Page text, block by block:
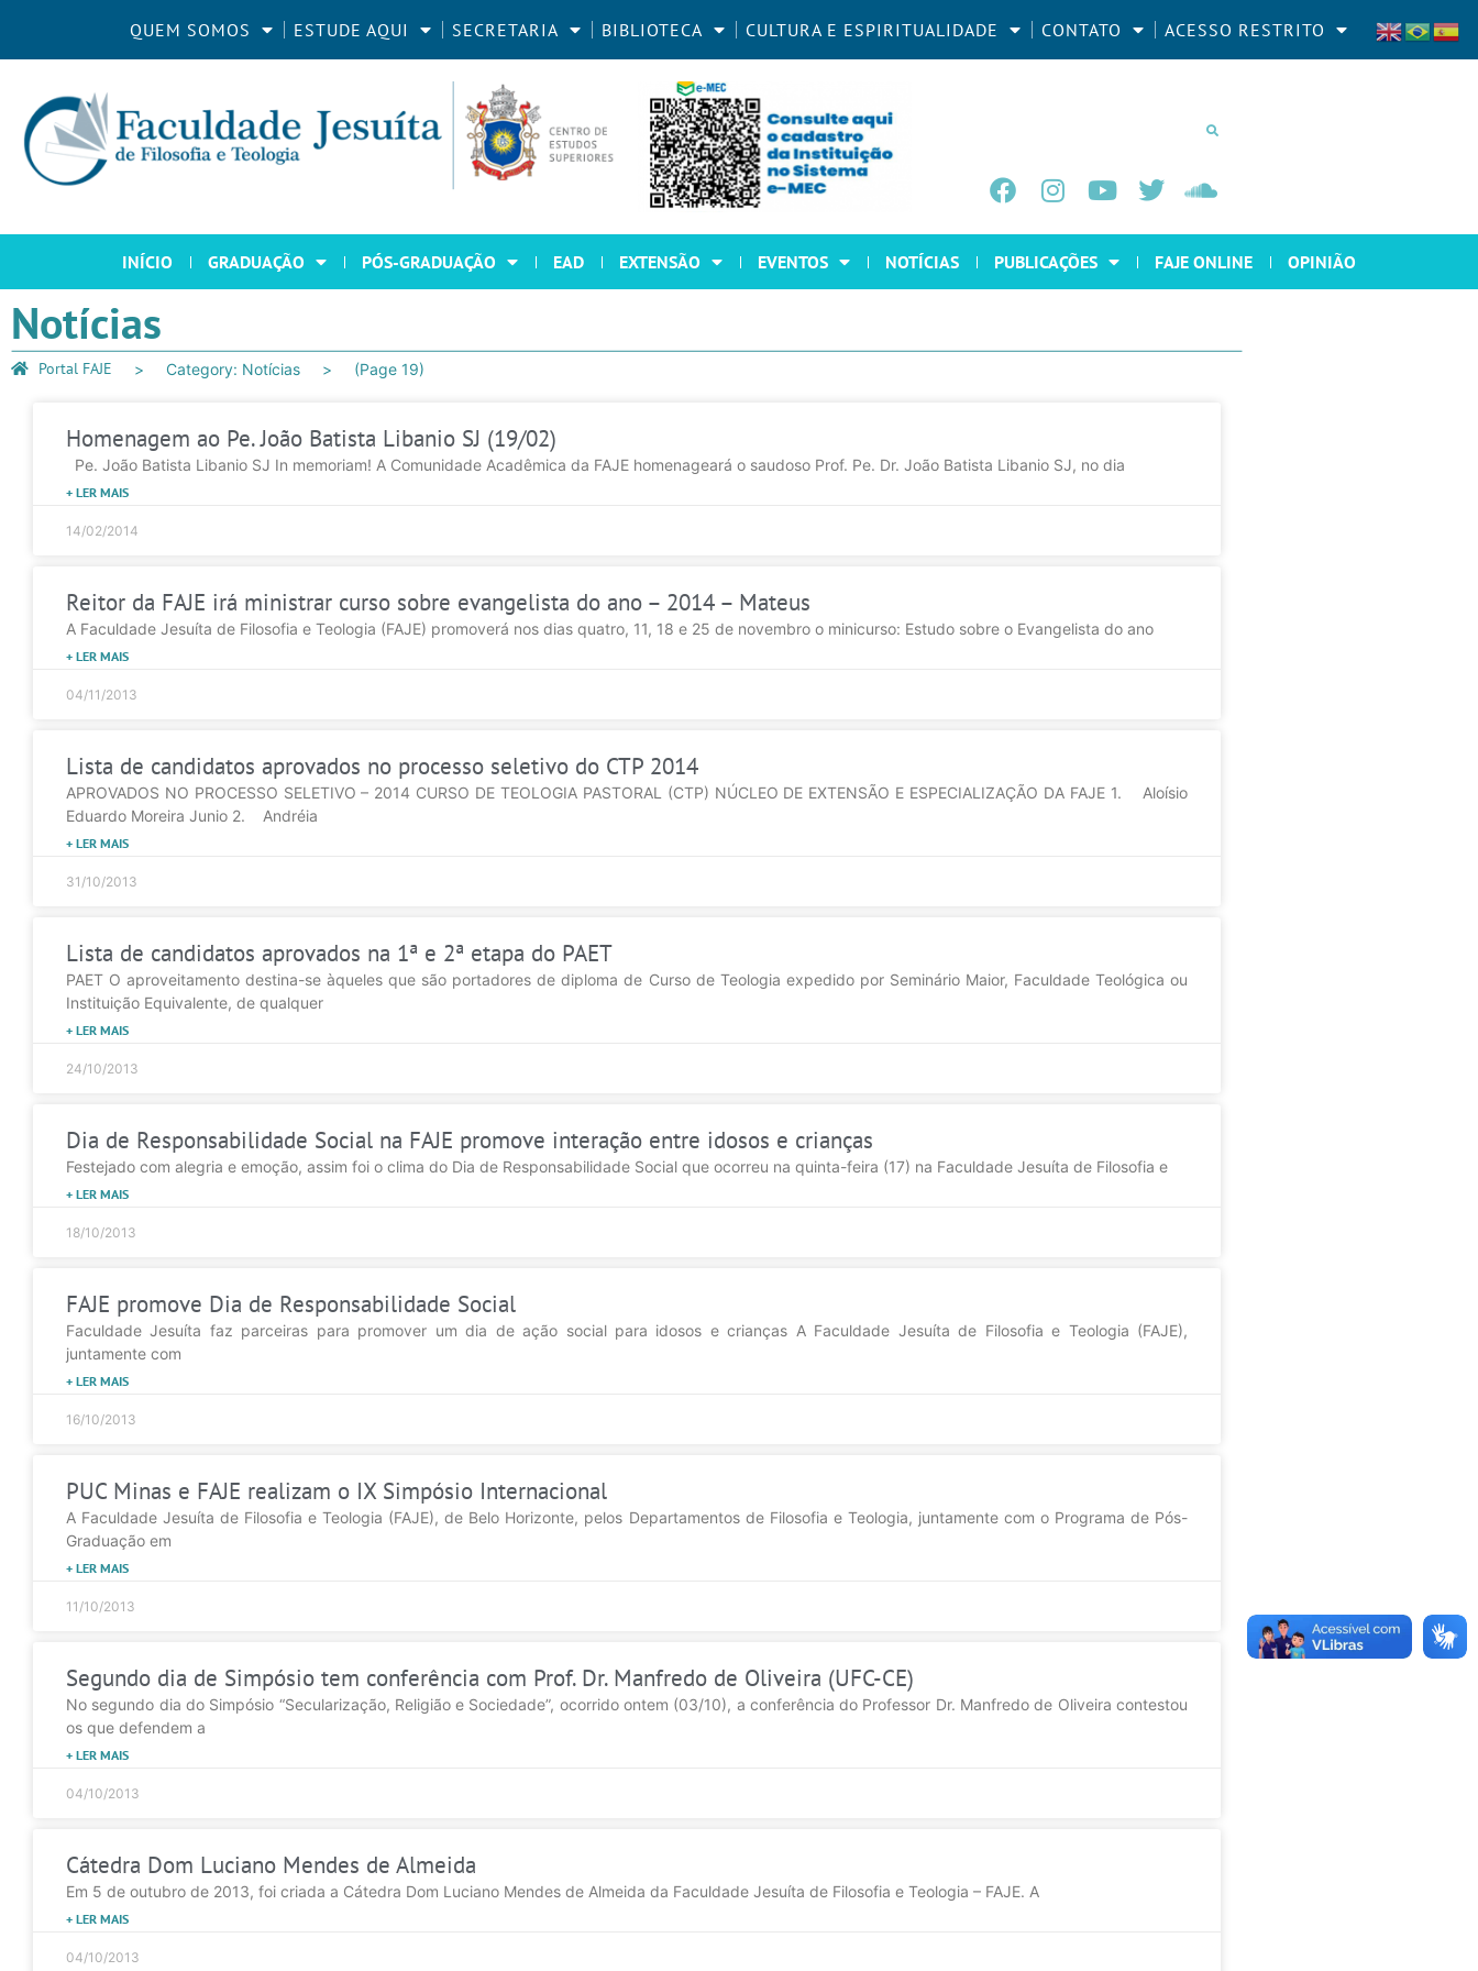
QUEM SOMOS ESTUDE AQUI SECRETARIA BIBLIOTECA CULTURA E ESPIRITUALIDADE CONTATO ACESSO RESTRITO
INÍCIO GRADUAÇÃO PÓS-GRADUAÇÃO EAD EXTENSÃO EVENTOS NOTÍCIAS PUBLICAÇÕES FAJE ONLINE OPINIÃO
Notícias
Portal FAJE Category: Notícias (Page 19)
Homenagem ao Pe. João Batista Libanio SJ (19/02)
Pe. João Batista Libanio SJ In memoriam! A Comunidade Acadêmica da FAJE homenageará o saudoso Prof. Pe. Dr. João Batista Libanio SJ, no dia
+ LER MAIS
14/02/2014
Reitor da FAJE irá ministrar curso sobre evangelista do ano – 2014 – Mateus
A Faculdade Jesuíta de Filosofia e Teologia (FAJE) promoverá nos dias quatro, 11, 18 e 25 de novembro o minicurso: Estudo sobre o Evangelista do ano
+ LER MAIS
04/11/2013
Lista de candidatos aprovados no processo seletivo do CTP 2014
APROVADOS NO PROCESSO SELETIVO – 2014 CURSO DE TEOLOGIA PASTORAL (CTP) NÚCLEO DE EXTENSÃO E ESPECIALIZAÇÃO DA FAJE 1. Aloísio
Eduardo Moreira Junio 2. Andréia
+ LER MAIS
31/10/2013
Lista de candidatos aprovados na 1ª e 2ª etapa do PAET
PAET O aproveitamento destina-se àqueles que são portadores de diploma de Curso de Teologia expedido por Seminário Maior, Faculdade Teológica ou
Instituição Equivalente, de qualquer
+ LER MAIS
24/10/2013
Dia de Responsabilidade Social na FAJE promove interação entre idosos e crianças
Festejado com alegria e emoção, assim foi o clima do Dia de Responsabilidade Social que ocorreu na quinta-feira (17) na Faculdade Jesuíta de Filosofia e
+ LER MAIS
18/10/2013
FAJE promove Dia de Responsabilidade Social
Faculdade Jesuíta faz parceiras para promover um dia de ação social para idosos e crianças A Faculdade Jesuíta de Filosofia e Teologia (FAJE),
juntamente com
+ LER MAIS
16/10/2013
PUC Minas e FAJE realizam o IX Simpósio Internacional
A Faculdade Jesuíta de Filosofia e Teologia (FAJE), de Belo Horizonte, pelos Departamentos de Filosofia e Teologia, juntamente com o Programa de Pós-
Graduação em
+ LER MAIS
11/10/2013
Segundo dia de Simpósio tem conferência com Prof. Dr. Manfredo de Oliveira (UFC-CE)
No segundo dia do Simpósio “Secularização, Religião e Sociedade”, ocorrido ontem (03/10), a conferência do Professor Dr. Manfredo de Oliveira contestou
os que defendem a
+ LER MAIS
04/10/2013
Cátedra Dom Luciano Mendes de Almeida
Em 5 de outubro de 2013, foi criada a Cátedra Dom Luciano Mendes de Almeida da Faculdade Jesuíta de Filosofia e Teologia – FAJE. A
+ LER MAIS
04/10/2013